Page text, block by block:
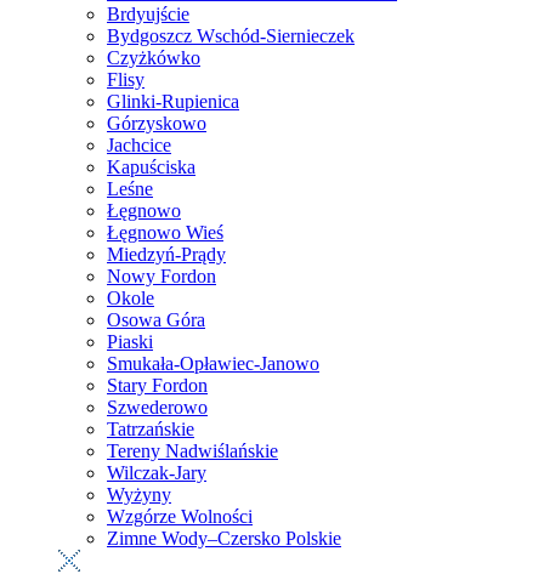
Brdyujście
Bydgoszcz Wschód-Siernieczek
Czyżkówko
Flisy
Glinki-Rupienica
Górzyskowo
Jachcice
Kapuściska
Leśne
Łęgnowo
Łęgnowo Wieś
Miedzyń-Prądy
Nowy Fordon
Okole
Osowa Góra
Piaski
Smukała-Opławiec-Janowo
Stary Fordon
Szwederowo
Tatrzańskie
Tereny Nadwiślańskie
Wilczak-Jary
Wyżyny
Wzgórze Wolności
Zimne Wody–Czersko Polskie